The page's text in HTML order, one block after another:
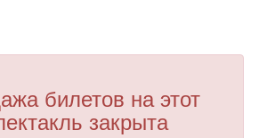
билетов на этот
закрыта